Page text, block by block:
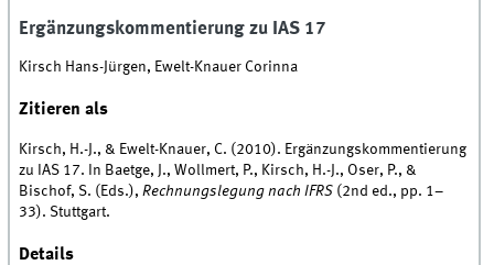
Ergänzungskommentierung zu IAS 17
Kirsch Hans-Jürgen, Ewelt-Knauer Corinna
Zitieren als
Kirsch, H.-J., & Ewelt-Knauer, C. (2010). Ergänzungskommentierung
zu IAS 17. In Baetge, J., Wollmert, P., Kirsch, H.-J., Oser, P., &
Bischof, S. (Eds.),Rechnungslegung nach IFRS (2nd ed., pp. 1–
33). Stuttgart.
Details